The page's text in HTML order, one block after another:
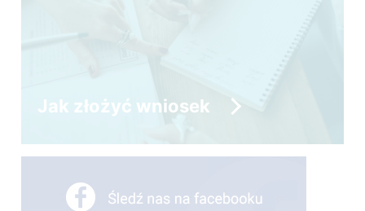
Jak złożyć wniosek